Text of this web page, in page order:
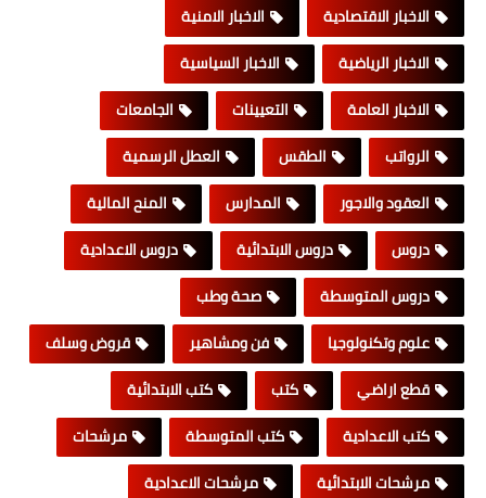
الاخبار الاقتصادية
الاخبار الامنية
الاخبار الرياضية
الاخبار السياسية
الاخبار العامة
التعيينات
الجامعات
الرواتب
الطقس
العطل الرسمية
العقود والاجور
المدارس
المنح المالية
دروس
دروس الابتدائية
دروس الاعدادية
دروس المتوسطة
صحة وطب
علوم وتكنولوجيا
فن ومشاهير
قروض وسلف
قطع اراضي
كتب
كتب الابتدائية
كتب الاعدادية
كتب المتوسطة
مرشحات
مرشحات الابتدائية
مرشحات الاعدادية